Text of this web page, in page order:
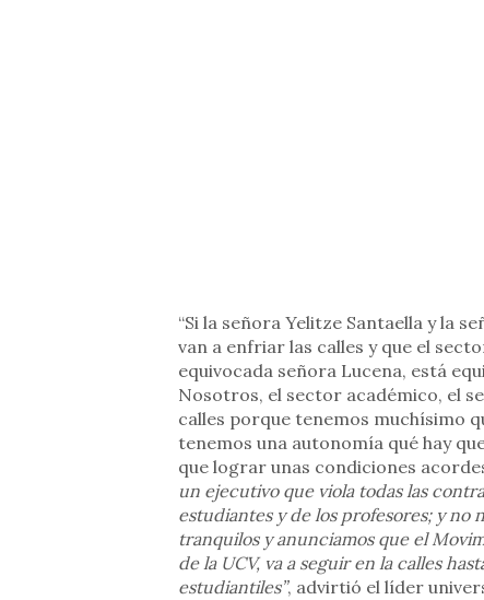
“Si la señora Yelitze Santaella y la
van a enfriar las calles y que el
equivocada señora Lucena, está
Nosotros, el sector académico, el
calles porque tenemos muchísimo
tenemos una autonomía qué hay
que lograr unas condiciones
un ejecutivo que viola todas las
estudiantes y de los profesores; y no
tranquilos y anunciamos que el
de la UCV, va a seguir en la calles
estudiantiles”, advirtió el líder